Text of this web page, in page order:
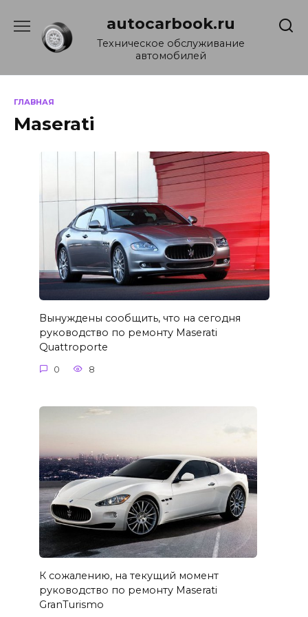
содержанию
autocarbook.ru
Техническое обслуживание
автомобилей
ГЛАВНАЯ
Maserati
Вынуждены сообщить, что на сегодня
руководство по ремонту Maserati
Quattroporte
0 8
К сожалению, на текущий момент
руководство по ремонту Maserati
GranTurismo